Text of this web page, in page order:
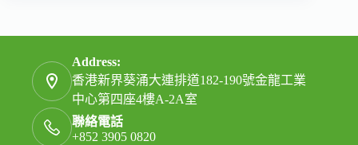
Address:
香港新界葵涌大連排道182-190號金龍工業
中心第四座4樓A-2A室
聯絡電話
+852 3905 0820